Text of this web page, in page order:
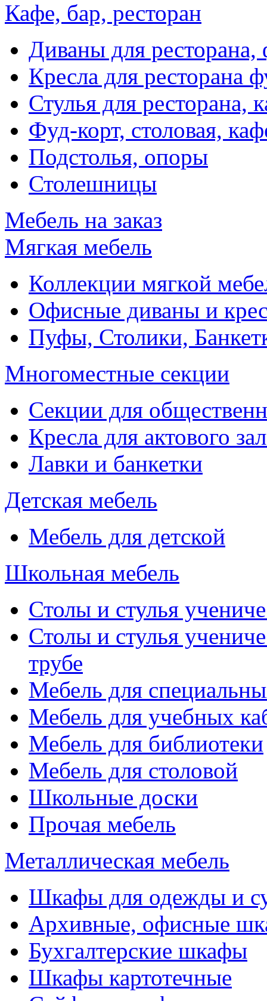
Кафе, бар, ресторан
Диваны для ресторана,
Кресла для ресторана
Стулья для ресторана,
Фуд-корт, столовая,
Подстолья, опоры
Столешницы
Мебель на заказ
Мягкая мебель
Коллекции мягкой
Офисные диваны и
Пуфы, Столики,
Многоместные секции
Секции для
Кресла для актового
Лавки и банкетки
Детская мебель
Мебель для детской
Школьная мебель
Столы и стулья
Столы и стулья
трубе
Мебель для
Мебель для учебных
Мебель для библиотеки
Мебель для столовой
Школьные доски
Прочая мебель
Металлическая мебель
Шкафы для одежды и
Архивные, офисные
Бухгалтерские шкафы
Шкафы картотечные